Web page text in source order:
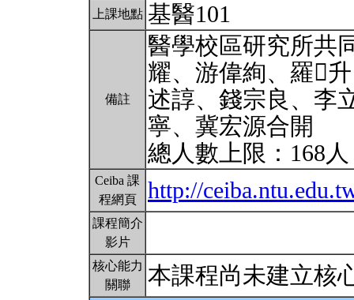
上課地點 基醫101
備註
醫學校區研究所共
耀、游偉絢、羅
述諄、錢宗良、李
寧、冀宏源合開
總人數上限：168
Ceiba 課
程網頁
http://
課程簡介
影片
核心能力
關聯
本課程尚未建立核